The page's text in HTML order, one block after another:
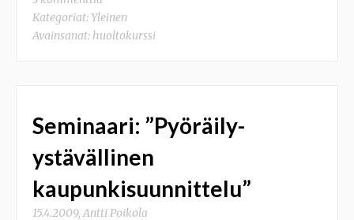
Kategoriat: Yleinen
Avainsanat: huoltokurssi
Seminaari: ”Pyöräily-
ystävällinen
kaupunkisuunnittelu”
15.4.2009,Antti Poikola